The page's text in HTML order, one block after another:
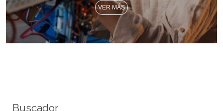
VER MÁS
Buscador